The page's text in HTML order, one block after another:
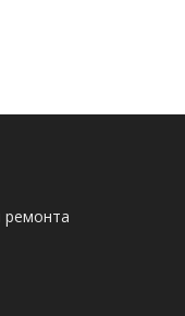
ремонта